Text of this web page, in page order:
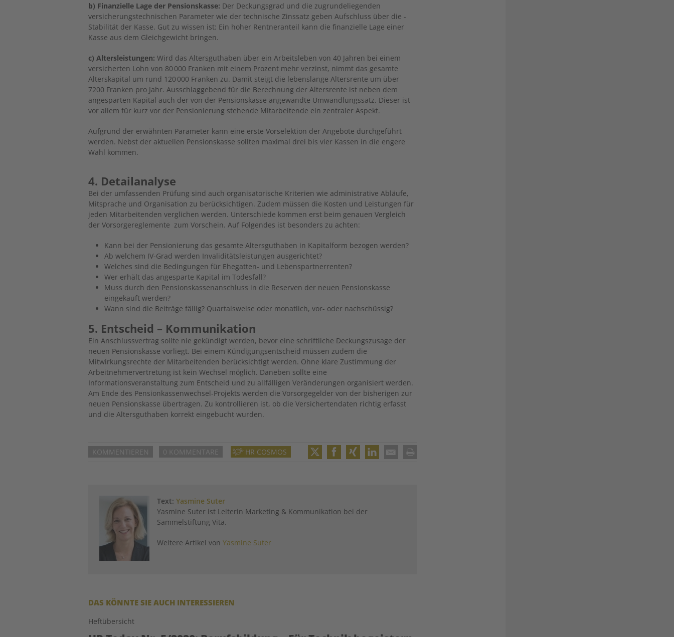
b) Finanzielle Lage der Pensionskasse: Der Deckungsgrad und die zugrundeliegenden
versicherungstechnischen Parameter wie der technische Zinssatz geben Aufschluss über die ­
Stabilität der Kasse. Gut zu wissen ist: Ein hoher Rentneranteil kann die finanzielle Lage einer
Kasse aus dem Gleichgewicht bringen.
c) Altersleistungen: Wird das Altersguthaben über ein Arbeitsleben von 40 Jahren bei einem
versicherten Lohn von 80 000 Franken mit einem Prozent mehr verzinst, nimmt das gesamte
Alterskapital um rund 120 000 Franken zu. Damit steigt die lebenslange Altersrente um über
7200 Franken pro Jahr. Ausschlaggebend für die Berechnung der Altersrente ist neben dem
angesparten Kapital auch der von der Pensionskasse angewandte Umwandlungssatz. Dieser ist
vor allem für kurz vor der Pensionierung stehende Mitarbeitende ein zentraler Aspekt.
Aufgrund der erwähnten Parameter kann eine erste Vorselektion der Angebote durchgeführt
werden. Nebst der aktuellen Pensionskasse sollten maximal drei bis vier Kassen in die engere
Wahl kommen.
4. Detailanalyse
Bei der umfassenden Prüfung sind auch organisatorische Kriterien wie administrative Abläufe,
Mitsprache und Organisation zu berücksichtigen. Zudem müssen die Kosten und Leistungen für
jeden Mitarbeitenden verglichen werden. Unterschiede kommen erst beim genauen Vergleich
der Vorsorgereglemente zum Vorschein. Auf Folgendes ist besonders zu achten:
Kann bei der Pensionierung das gesamte Altersguthaben in Kapitalform bezogen werden?
Ab welchem IV-Grad werden Invaliditätsleistungen ausgerichtet?
Welches sind die Bedingungen für Ehegatten- und Lebenspartnerrenten?
Wer erhält das angesparte Kapital im Todesfall?
Muss durch den Pensionskassenanschluss in die Reserven der neuen Pensionskasse
eingekauft werden?
Wann sind die Beiträge fällig? Quartalsweise oder monatlich, vor- oder nachschüssig?
5. Entscheid – Kommunikation
Ein Anschlussvertrag sollte nie gekündigt werden, bevor eine schriftliche Deckungszusage der
neuen Pensionskasse vorliegt. Bei einem Kündigungsentscheid müssen zudem die
Mitwirkungsrechte der Mitarbeitenden berücksichtigt werden. Ohne klare Zustimmung der
Arbeitnehmervertretung ist kein Wechsel möglich. Daneben sollte eine
Informationsveranstaltung zum Entscheid und zu allfälligen Veränderungen organisiert werden.
Am Ende des Pensionkassenwechsel-Projekts werden die Vorsorgegelder von der bisherigen zur
neuen Pensionskasse übertragen. Zu kontrollieren ist, ob die Versichertendaten richtig erfasst
und die Altersguthaben korrekt eingebucht wurden.
KOMMENTIEREN 0 KOMMENTARE HR COSMOS
Text:Yasmine Suter
Yasmine Suter ist Leiterin Marketing & Kommunikation bei der
Sammelstiftung Vita.
Weitere Artikel vonYasmine Suter
DAS KÖNNTE SIE AUCH INTERESSIEREN
Heftübersicht